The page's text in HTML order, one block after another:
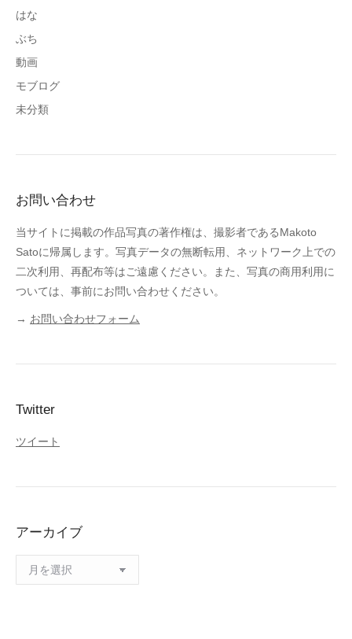
はな
ぶち
動画
モブログ
未分類
お問い合わせ
当サイトに掲載の作品写真の著作権は、撮影者であるMakoto
Satoに帰属します。写真データの無断転用、ネットワーク上での
二次利用、再配布等はご遠慮ください。また、写真の商用利用に
ついては、事前にお問い合わせください。
→ お問い合わせフォーム
Twitter
ツイート
アーカイブ
ー